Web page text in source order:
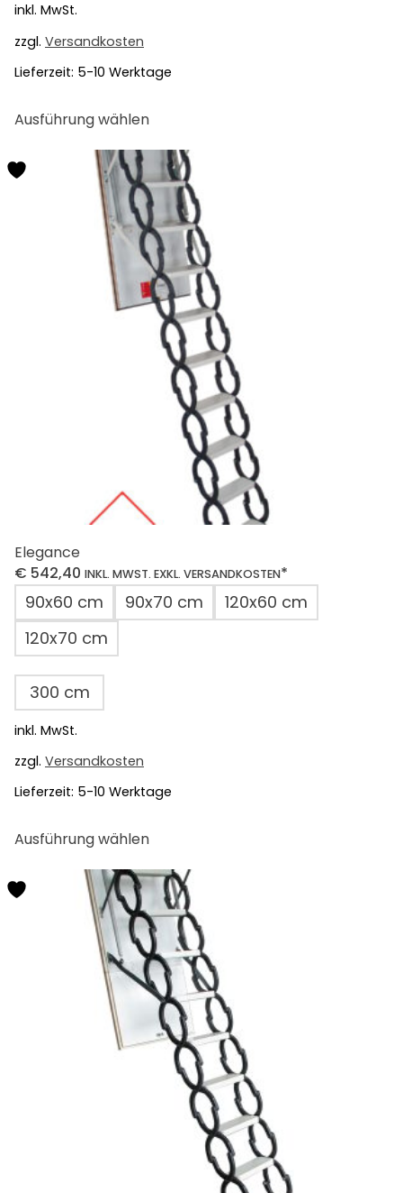
inkl. MwSt.
zzgl. Versandkosten
Lieferzeit: 5-10 Werktage
Ausführung wählenProdukt
weist
mehrere
Varianten
auf.
Die
Optionen
können
auf
der
Produktseite
gewählt
werden
Elegance
€ 542,40 INKL. MWST. EXKL. VERSANDKOSTEN*
90x60 cm 90x70 cm
120x60 cm
120x70 cm
300 cm
inkl. MwSt.
zzgl. Versandkosten
Lieferzeit: 5-10 Werktage
Ausführung wählenProdukt
weist
mehrere
Varianten
auf.
Die
Optionen
können
auf
Produktseite
gewählt
werden